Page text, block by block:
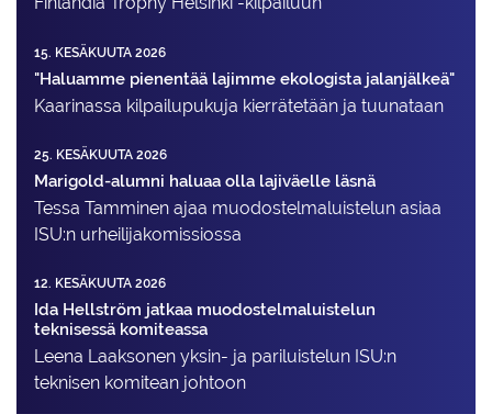
15. KESÄKUUTA 2026
"Haluamme pienentää lajimme ekologista jalanjälkeä"
Kaarinassa kilpailupukuja kierrätetään ja tuunataan
25. KESÄKUUTA 2026
Marigold-alumni haluaa olla lajiväelle läsnä
Tessa Tamminen ajaa muodostelma­luistelun asiaa
ISU:n urheilija­komissiossa
12. KESÄKUUTA 2026
Ida Hellström jatkaa muodostelmaluistelun
teknisessä komiteassa
Leena Laaksonen yksin- ja pariluistelun ISU:n
teknisen komitean johtoon